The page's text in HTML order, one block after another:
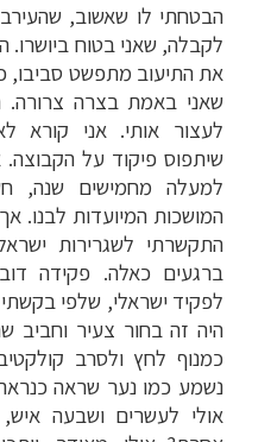
הבטחתי לו שאשוב,
לקבלה, שאני בטוח ביושרו.
את התיעוב מתפשט סביבו,
שאני באמת בצרה צרורה.
לעצור אותי. אני קורא
שיתפוס פיקוד על
למעלה מחמישים שנה,
המושכות המיועדות לבנו.
התקשרתי לשגרירות
ברגעים כאלה. פקידה
לפקיד ישראלי, שלפי בקשתי
היה זה בחור צעיר וחביב
כמנוף לחץ ולסרב
נשמע כמו נער שראה
אולי לעשרים ושבעה